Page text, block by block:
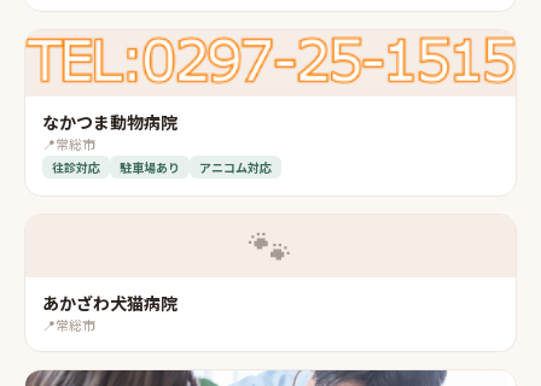
なかつま動物病院
📍常総市
往診対応 駐車場あり アニコム対応
🐾
あかざわ犬猫病院
📍常総市